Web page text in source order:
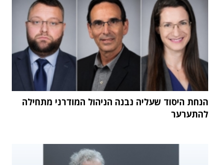
הנחת היסוד שעליה נבנה הניהול המודרני מתחילה
להתערער